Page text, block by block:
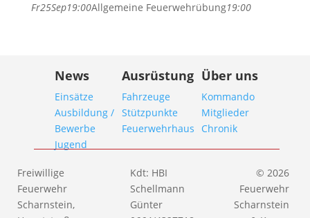
Fr25Sep19:00Allgemeine Feuerwehrübung19:00
News
Einsätze
Ausbildung /
Bewerbe
Jugend
Ausrüstung
Fahrzeuge
Stützpunkte
Feuerwehrhaus
Über uns
Kommando
Mitglieder
Chronik
Freiwillige
Feuerwehr
Scharnstein,
Kdt: HBI
Schellmann
Günter
© 2026
Feuerwehr
Scharnstein